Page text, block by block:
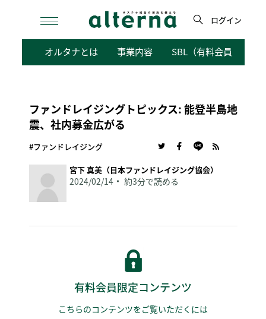
検
ログイン
オルタナとは 事業内容 SBL（有料会員向けサ
ファンドレイジングトピックス: 能登半島地
震、社内募金広がる
#ファンドレイジング
宮下 真美（日本ファンドレイジング協会）
2024/02/14 約3分で読める
有料会員限定コンテンツ
こちらのコンテンツをご覧いただくには